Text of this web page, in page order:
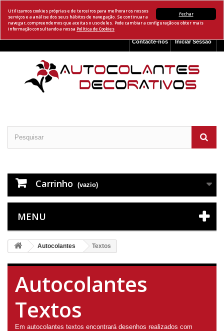
Fechar
Utilizamos cookies próprias e de terceiros para melhorar os nossos
serviços e a análise dos seus hábitos de navegação. Se continuar a
navegar, compreendemos que aceitas o uso deles. Pode cambiar a configuração ou obter mais
informação consultando a nossa Política de Cookies
Iniciar Sessão
Contacte-nos
Carrinho (vazio)
MENU
Autocolantes Textos
Autocolantes
Textos
Em autocolantes textos encontrará desenhos realizados com